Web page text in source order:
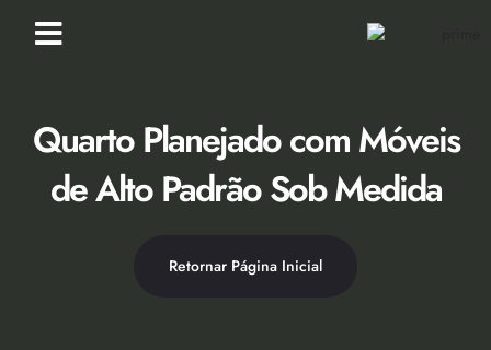
Quarto Planejado com Móveis
de Alto Padrão Sob Medida
Retornar Página Inicial